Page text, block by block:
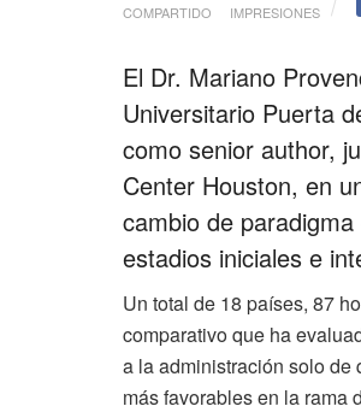
COMPARTIDO IMPRESIONES
El Dr. Mariano
Universitario Puerta
como senior author,
Center Houston, en
cambio de
estadios iniciales e
Un total de 18 países, 87
comparativo que ha
a la administración solo de
más favorables en la rama